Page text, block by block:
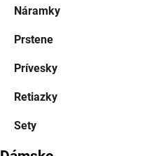
Náramky
Prstene
Prívesky
Retiazky
Sety